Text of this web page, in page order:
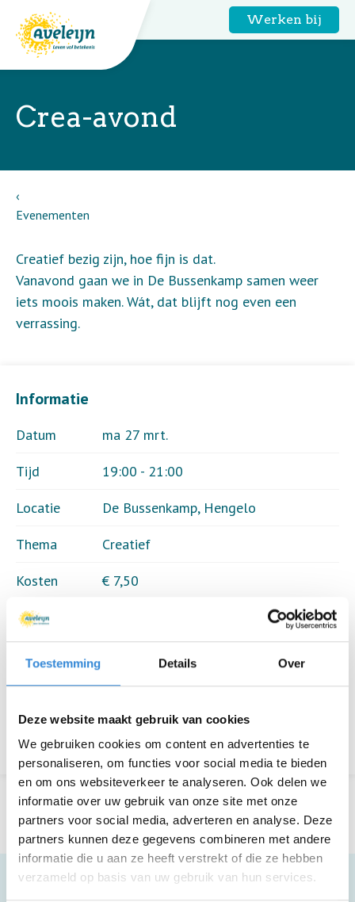
Toestemming Details Over
Deze website maakt gebruik van cookies
We gebruiken cookies om content en advertenties te
personaliseren, om functies voor social media te bieden
en om ons websiteverkeer te analyseren. Ook delen we
informatie over uw gebruik van onze site met onze
partners voor social media, adverteren en analyse. Deze
partners kunnen deze gegevens combineren met andere
informatie die u aan ze heeft verstrekt of die ze hebben
verzameld op basis van uw gebruik van hun services.
Werken bij
Crea-avond
Evenementen
Informatie
Datum
ma 27 mrt.
Tijd
19:00 - 21:00
Locatie
De Bussenkamp, Hengelo
Thema
Creatief
Kosten
€ 7,50
Deelnemers
Aanmelden is niet meer mogelijk.
Terug naar het overzicht
Creatief bezig zijn, hoe fijn is dat.
Vanavond gaan we in De Bussenkamp samen weer
iets moois maken. Wát, dat blijft nog even een
verrassing.